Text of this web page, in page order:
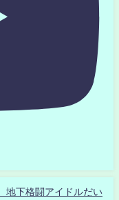
下格闘アイドルだい